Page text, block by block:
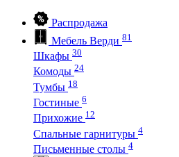
Распродажа
Мебель Верди 81
Шкафы 30
Комоды 24
Тумбы 18
Гостиные 6
Прихожие 12
Спальные гарнитуры 4
Письменные столы 4